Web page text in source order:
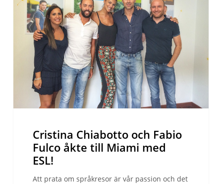
Fabio
Fulco
åkte
Cristina Chiabotto och Fabio
Fulco åkte till Miami med
ESL!
Att prata om språkresor är vår passion och det